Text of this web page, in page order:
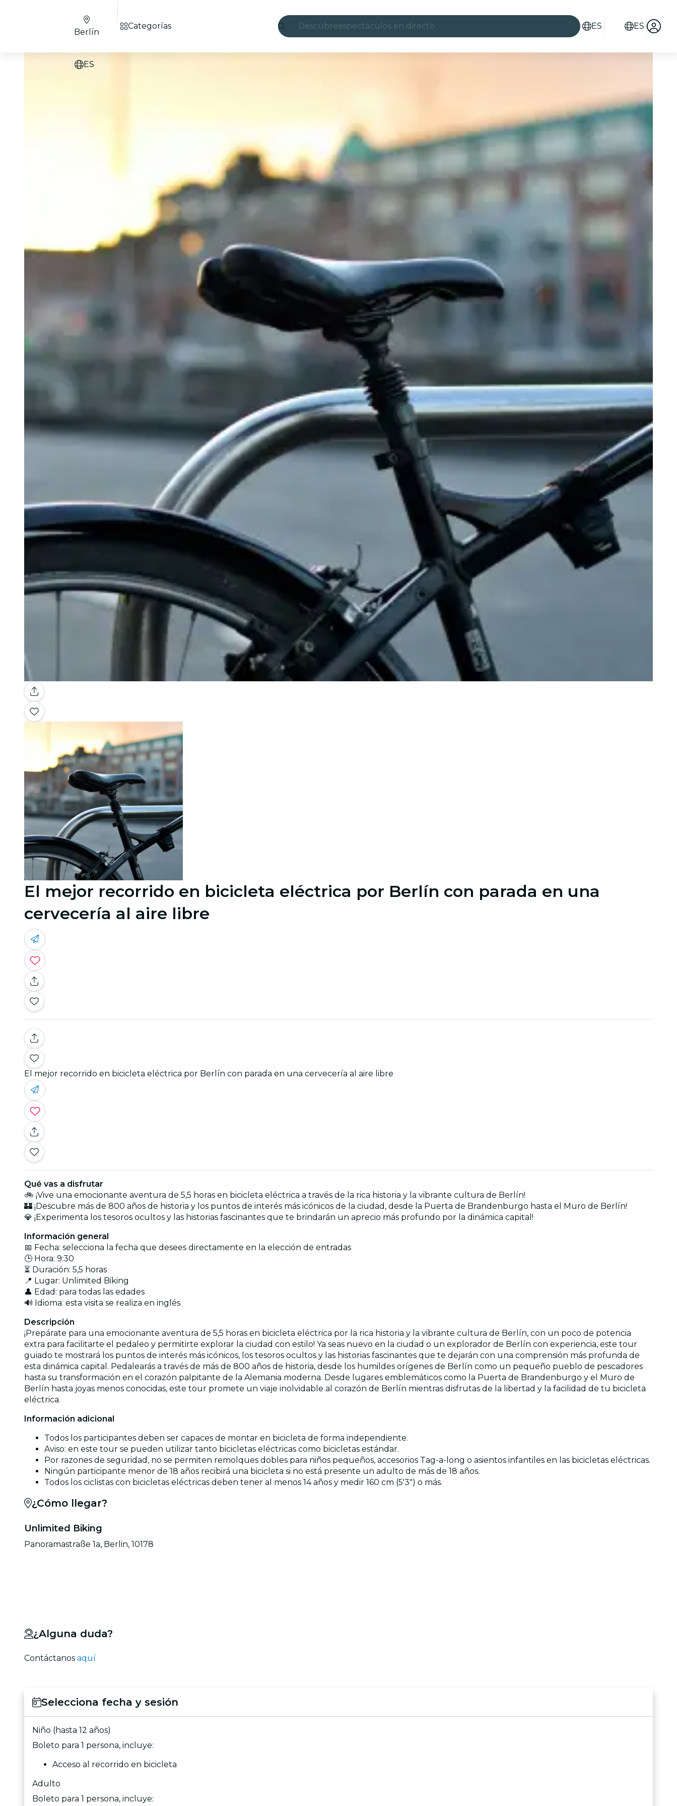
Descubreespectáculos en directo
São Paulo
exposiciones
Seúl
cine
ES ES
Berlín
ES
Categorías
El mejor recorrido en bicicleta eléctrica por Berlín con parada en una
cervecería al aire libre
El mejor recorrido en bicicleta eléctrica por Berlín con parada en una cervecería al aire libre
Qué vas a disfrutar
🚲 ¡Vive una emocionante aventura de 5,5 horas en bicicleta eléctrica a través de la rica historia y la vibrante cultura de Berlín!
🏰 ¡Descubre más de 800 años de historia y los puntos de interés más icónicos de la ciudad, desde la Puerta de Brandenburgo hasta el Muro de Berlín!
💎 ¡Experimenta los tesoros ocultos y las historias fascinantes que te brindarán un aprecio más profundo por la dinámica capital!
Información general
📅 Fecha: selecciona la fecha que desees directamente en la elección de entradas
🕒 Hora: 9:30
⏳ Duración: 5,5 horas
📍 Lugar: Unlimited Biking
👤 Edad: para todas las edades
🔊 Idioma: esta visita se realiza en inglés
Descripción
¡Prepárate para una emocionante aventura de 5,5 horas en bicicleta eléctrica por la rica historia y la vibrante cultura de Berlín, con un poco de potencia
extra para facilitarte el pedaleo y permitirte explorar la ciudad con estilo! Ya seas nuevo en la ciudad o un explorador de Berlín con experiencia, este tour
guiado te mostrará los puntos de interés más icónicos, los tesoros ocultos y las historias fascinantes que te dejarán con una comprensión más profunda de
esta dinámica capital. Pedalearás a través de más de 800 años de historia, desde los humildes orígenes de Berlín como un pequeño pueblo de pescadores
hasta su transformación en el corazón palpitante de la Alemania moderna. Desde lugares emblemáticos como la Puerta de Brandenburgo y el Muro de
Berlín hasta joyas menos conocidas, este tour promete un viaje inolvidable al corazón de Berlín mientras disfrutas de la libertad y la facilidad de tu bicicleta
eléctrica.
Información adicional
Todos los participantes deben ser capaces de montar en bicicleta de forma independiente.
Aviso: en este tour se pueden utilizar tanto bicicletas eléctricas como bicicletas estándar.
Por razones de seguridad, no se permiten remolques dobles para niños pequeños, accesorios Tag-a-long o asientos infantiles en las bicicletas eléctricas.
Ningún participante menor de 18 años recibirá una bicicleta si no está presente un adulto de más de 18 años.
Todos los ciclistas con bicicletas eléctricas deben tener al menos 14 años y medir 160 cm (5'3") o más.
¿Cómo llegar?
Unlimited Biking
Panoramastraße 1a, Berlin, 10178
¿Alguna duda?
Contáctanos aquí
Selecciona fecha y sesión
Niño (hasta 12 años)
Boleto para 1 persona, incluye:
Acceso al recorrido en bicicleta
Adulto
Boleto para 1 persona, incluye: